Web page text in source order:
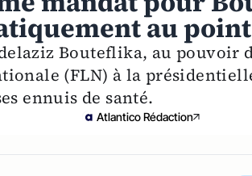
au
Bouteflika, au pouvoir
(FLN) à la
ennuis de santé.
Atlantico Rédaction